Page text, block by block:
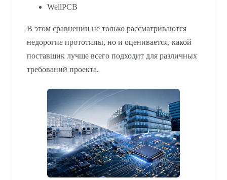
WellPCB
В этом сравнении не только рассматриваются
недорогие прототипы, но и оценивается, какой
поставщик лучше всего подходит для различных
требований проекта.